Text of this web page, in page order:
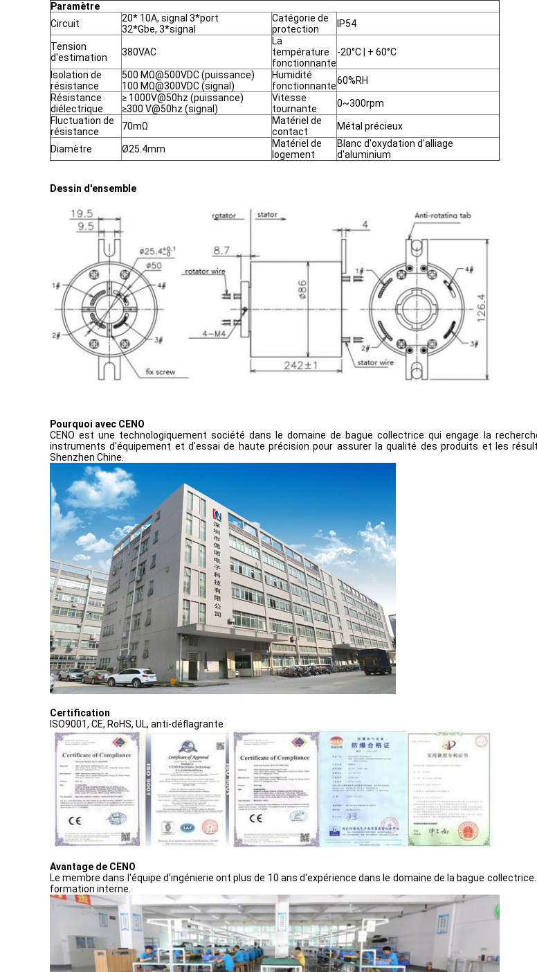
Paramètre
Circuit
20* 10A, signal 3*port
32*Gbe, 3*signal
Catégorie de
protection
IP54
Tension
d'estimation
380VAC
La
température
fonctionnante
-20°C | + 60°C
Isolation de
résistance
500 MΩ@500VDC (puissance)
100 MΩ@300VDC (signal)
Humidité
fonctionnante60%RH
Résistance
diélectrique
≥ 1000V@50hz (puissance)
≥300 V@50hz (signal)
Vitesse
tournante
0~300rpm
Fluctuation de
résistance
70mΩ
Matériel de
contact
Métal précieux
Diamètre Ø25.4mm
Matériel de
logement
Blanc d'oxydation d'alliage
d'aluminium
Dessin d'ensemble
Pourquoi avec CENO
CENO est une technologiquement société dans le domaine de bague collectrice qui engage la
instruments d'équipement et d'essai de haute précision pour assurer la qualité des produits et les
Shenzhen Chine.
Certification
ISO9001, CE, RoHS, UL, anti-déflagrante
Avantage de CENO
Le membre dans l'équipe d'ingénierie ont plus de 10 ans d'expérience dans le domaine de la bague
formation interne.